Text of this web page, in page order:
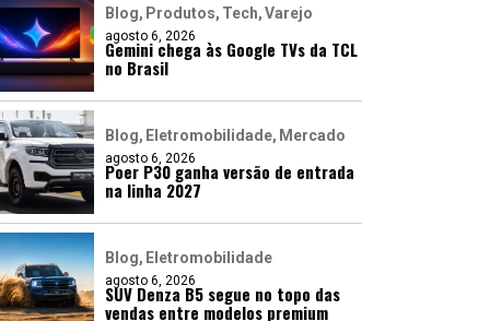
Blog Produtos Tech Varejo
agosto 6, 2026
Gemini chega às Google TVs da TCL
no Brasil
Blog Eletromobilidade Mercado
agosto 6, 2026
Poer P30 ganha versão de entrada
na linha 2027
Blog Eletromobilidade
agosto 6, 2026
SUV Denza B5 segue no topo das
vendas entre modelos premium